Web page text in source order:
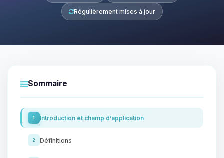
Régulièrement mises à jour
Sommaire
1 Introduction et champ d’application
2 Définitions